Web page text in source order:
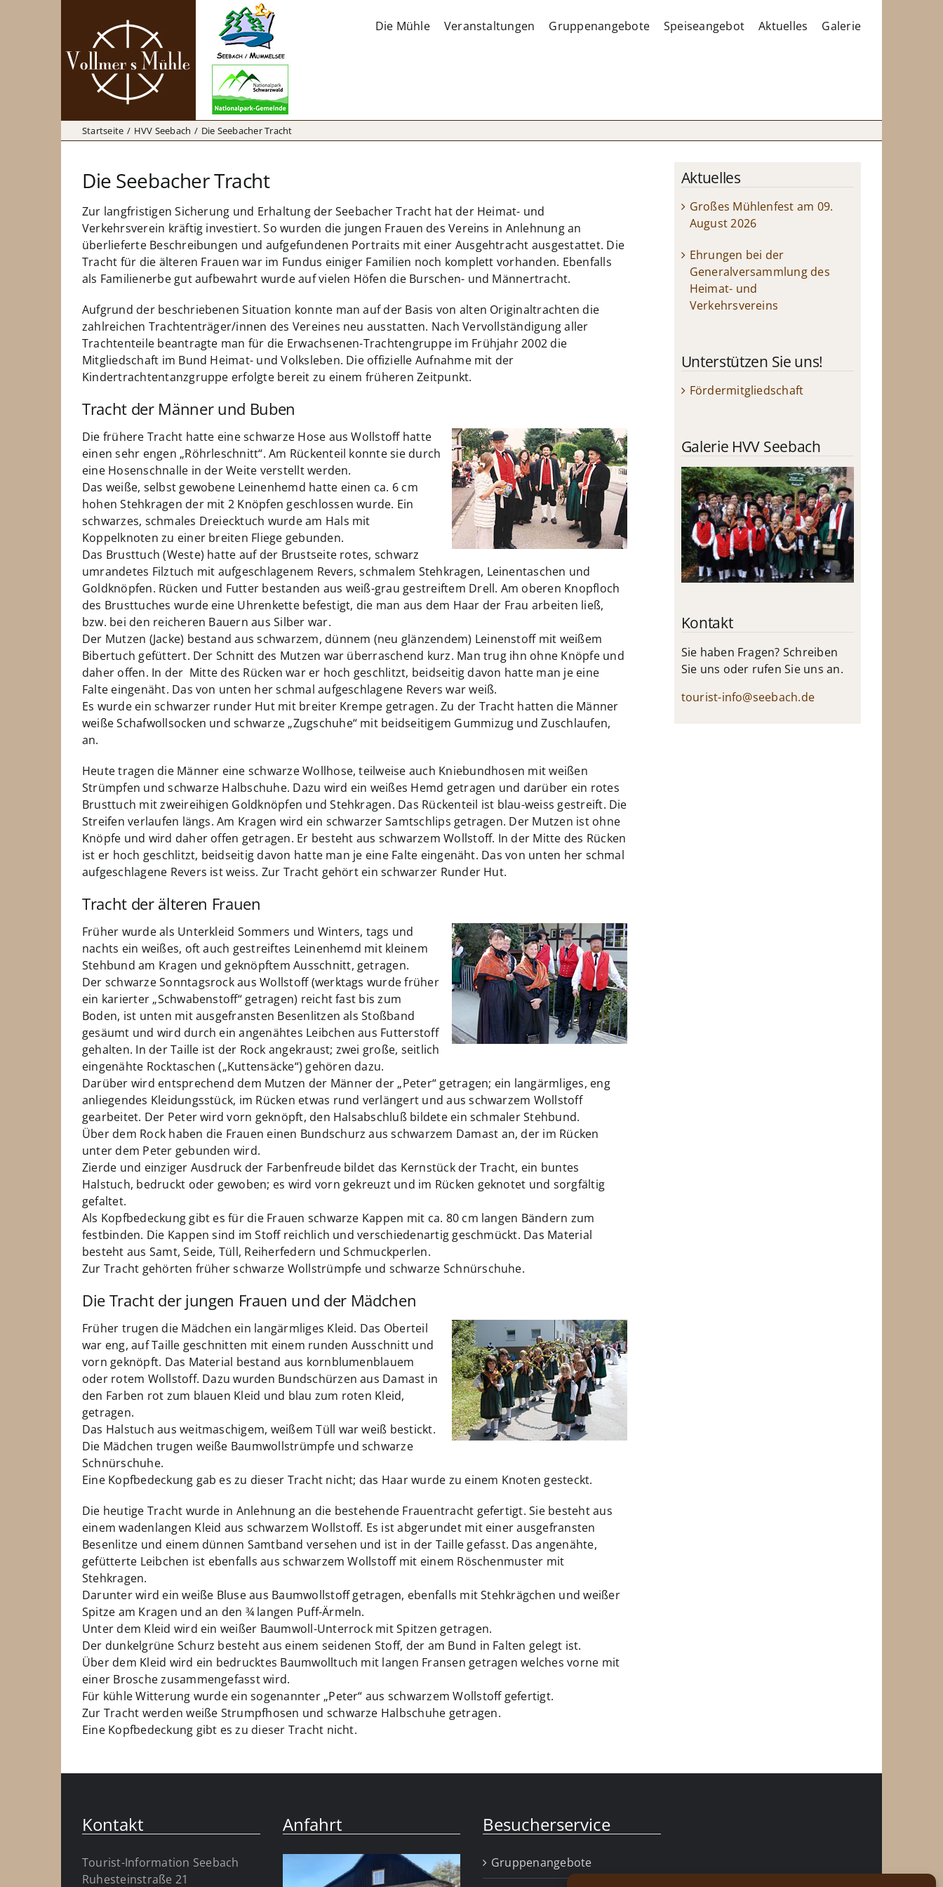
Die Mühle Veranstaltungen Gruppenangebote Speiseangebot Aktuelles Galerie
Startseite HVV Seebach Die Seebacher Tracht
Die Seebacher Tracht
Zur langfristigen Sicherung und Erhaltung der Seebacher Tracht hat der Heimat- und
Verkehrsverein kräftig investiert. So wurden die jungen Frauen des Vereins in Anlehnung an
überlieferte Beschreibungen und aufgefundenen Portraits mit einer Ausgehtracht ausgestattet. Die
Tracht für die älteren Frauen war im Fundus einiger Familien noch komplett vorhanden. Ebenfalls
als Familienerbe gut aufbewahrt wurde auf vielen Höfen die Burschen- und Männertracht.
Aufgrund der beschriebenen Situation konnte man auf der Basis von alten Originaltrachten die
zahlreichen Trachtenträger/innen des Vereines neu ausstatten. Nach Vervollständigung aller
Trachtenteile beantragte man für die Erwachsenen-Trachtengruppe im Frühjahr 2002 die
Mitgliedschaft im Bund Heimat- und Volksleben. Die offizielle Aufnahme mit der
Kindertrachtentanzgruppe erfolgte bereit zu einem früheren Zeitpunkt.
Tracht der Männer und Buben
Die frühere Tracht hatte eine schwarze Hose aus Wollstoff hatte
einen sehr engen „Röhrleschnitt“. Am Rückenteil konnte sie durch
eine Hosenschnalle in der Weite verstellt werden.
Das weiße, selbst gewobene Leinenhemd hatte einen ca. 6 cm
hohen Stehkragen der mit 2 Knöpfen geschlossen wurde. Ein
schwarzes, schmales Dreiecktuch wurde am Hals mit
Koppelknoten zu einer breiten Fliege gebunden.
Das Brusttuch (Weste) hatte auf der Brustseite rotes, schwarz
umrandetes Filztuch mit aufgeschlagenem Revers, schmalem Stehkragen, Leinentaschen und
Goldknöpfen. Rücken und Futter bestanden aus weiß-grau gestreiftem Drell. Am oberen Knopfloch
des Brusttuches wurde eine Uhrenkette befestigt, die man aus dem Haar der Frau arbeiten ließ,
bzw. bei den reicheren Bauern aus Silber war.
Der Mutzen (Jacke) bestand aus schwarzem, dünnem (neu glänzendem) Leinenstoff mit weißem
Bibertuch gefüttert. Der Schnitt des Mutzen war überraschend kurz. Man trug ihn ohne Knöpfe und
daher offen. In der Mitte des Rücken war er hoch geschlitzt, beidseitig davon hatte man je eine
Falte eingenäht. Das von unten her schmal aufgeschlagene Revers war weiß.
Es wurde ein schwarzer runder Hut mit breiter Krempe getragen. Zu der Tracht hatten die Männer
weiße Schafwollsocken und schwarze „Zugschuhe“ mit beidseitigem Gummizug und Zuschlaufen,
an.
Heute tragen die Männer eine schwarze Wollhose, teilweise auch Kniebundhosen mit weißen
Strümpfen und schwarze Halbschuhe. Dazu wird ein weißes Hemd getragen und darüber ein rotes
Brusttuch mit zweireihigen Goldknöpfen und Stehkragen. Das Rückenteil ist blau-weiss gestreift. Die
Streifen verlaufen längs. Am Kragen wird ein schwarzer Samtschlips getragen. Der Mutzen ist ohne
Knöpfe und wird daher offen getragen. Er besteht aus schwarzem Wollstoff. In der Mitte des Rücken
ist er hoch geschlitzt, beidseitig davon hatte man je eine Falte eingenäht. Das von unten her schmal
aufgeschlagene Revers ist weiss. Zur Tracht gehört ein schwarzer Runder Hut.
Tracht der älteren Frauen
Früher wurde als Unterkleid Sommers und Winters, tags und
nachts ein weißes, oft auch gestreiftes Leinenhemd mit kleinem
Stehbund am Kragen und geknöpftem Ausschnitt, getragen.
Der schwarze Sonntagsrock aus Wollstoff (werktags wurde früher
ein karierter „Schwabenstoff“ getragen) reicht fast bis zum
Boden, ist unten mit ausgefransten Besenlitzen als Stoßband
gesäumt und wird durch ein angenähtes Leibchen aus Futterstoff
gehalten. In der Taille ist der Rock angekraust; zwei große, seitlich
eingenähte Rocktaschen („Kuttensäcke“) gehören dazu.
Darüber wird entsprechend dem Mutzen der Männer der „Peter“ getragen; ein langärmliges, eng
anliegendes Kleidungsstück, im Rücken etwas rund verlängert und aus schwarzem Wollstoff
gearbeitet. Der Peter wird vorn geknöpft, den Halsabschluß bildete ein schmaler Stehbund.
Über dem Rock haben die Frauen einen Bundschurz aus schwarzem Damast an, der im Rücken
unter dem Peter gebunden wird.
Zierde und einziger Ausdruck der Farbenfreude bildet das Kernstück der Tracht, ein buntes
Halstuch, bedruckt oder gewoben; es wird vorn gekreuzt und im Rücken geknotet und sorgfältig
gefaltet.
Als Kopfbedeckung gibt es für die Frauen schwarze Kappen mit ca. 80 cm langen Bändern zum
festbinden. Die Kappen sind im Stoff reichlich und verschiedenartig geschmückt. Das Material
besteht aus Samt, Seide, Tüll, Reiherfedern und Schmuckperlen.
Zur Tracht gehörten früher schwarze Wollstrümpfe und schwarze Schnürschuhe.
Die Tracht der jungen Frauen und der Mädchen
Früher trugen die Mädchen ein langärmliges Kleid. Das Oberteil
war eng, auf Taille geschnitten mit einem runden Ausschnitt und
vorn geknöpft. Das Material bestand aus kornblumenblauem
oder rotem Wollstoff. Dazu wurden Bundschürzen aus Damast in
den Farben rot zum blauen Kleid und blau zum roten Kleid,
getragen.
Das Halstuch aus weitmaschigem, weißem Tüll war weiß bestickt.
Die Mädchen trugen weiße Baumwollstrümpfe und schwarze
Schnürschuhe.
Eine Kopfbedeckung gab es zu dieser Tracht nicht; das Haar wurde zu einem Knoten gesteckt.
Die heutige Tracht wurde in Anlehnung an die bestehende Frauentracht gefertigt. Sie besteht aus
einem wadenlangen Kleid aus schwarzem Wollstoff. Es ist abgerundet mit einer ausgefransten
Besenlitze und einem dünnen Samtband versehen und ist in der Taille gefasst. Das angenähte,
gefütterte Leibchen ist ebenfalls aus schwarzem Wollstoff mit einem Röschenmuster mit
Stehkragen.
Darunter wird ein weiße Bluse aus Baumwollstoff getragen, ebenfalls mit Stehkrägchen und weißer
Spitze am Kragen und an den ¾ langen Puff-Ärmeln.
Unter dem Kleid wird ein weißer Baumwoll-Unterrock mit Spitzen getragen.
Der dunkelgrüne Schurz besteht aus einem seidenen Stoff, der am Bund in Falten gelegt ist.
Über dem Kleid wird ein bedrucktes Baumwolltuch mit langen Fransen getragen welches vorne mit
einer Brosche zusammengefasst wird.
Für kühle Witterung wurde ein sogenannter „Peter“ aus schwarzem Wollstoff gefertigt.
Zur Tracht werden weiße Strumpfhosen und schwarze Halbschuhe getragen.
Eine Kopfbedeckung gibt es zu dieser Tracht nicht.
Aktuelles
Großes Mühlenfest am 09.
August 2026
Ehrungen bei der
Generalversammlung des
Heimat- und
Verkehrsvereins
Unterstützen Sie uns!
Fördermitgliedschaft
Galerie HVV Seebach
Kontakt
Sie haben Fragen? Schreiben
Sie uns oder rufen Sie uns an.
tourist-info@seebach.de
Kontakt
Tourist-Information Seebach
Ruhesteinstraße 21
Anfahrt Besucherservice
Gruppenangebote